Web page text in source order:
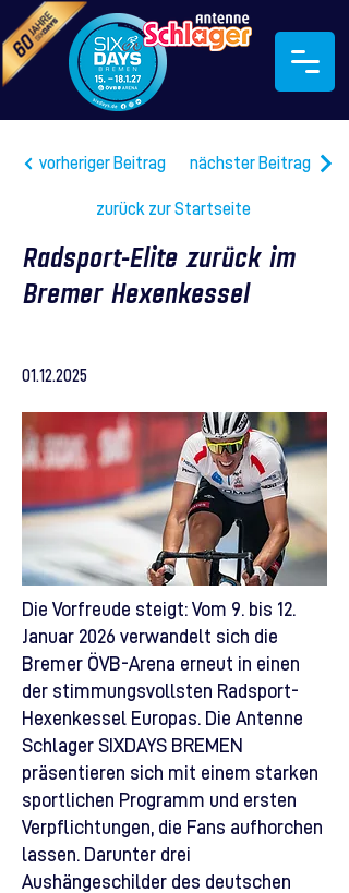
vorheriger Beitrag nächster Beitrag
zurück zur Startseite
Radsport-Elite zurück im
Bremer Hexenkessel
01.12.2025
Die Vorfreude steigt: Vom 9. bis 12.
Januar 2026 verwandelt sich die
Bremer ÖVB-Arena erneut in einen
der stimmungsvollsten Radsport-
Hexenkessel Europas. Die Antenne
Schlager SIXDAYS BREMEN
präsentieren sich mit einem starken
sportlichen Programm und ersten
Verpflichtungen, die Fans aufhorchen
lassen. Darunter drei
Aushängeschilder des deutschen